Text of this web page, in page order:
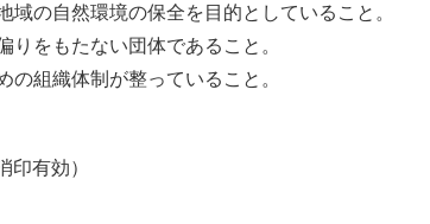
の自然環境の保全を目的としていること。
をもたない団体であること。
組織体制が整っていること。
有効）